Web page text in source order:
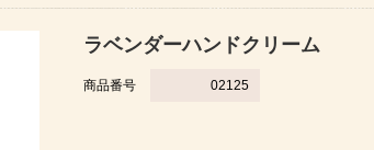
ラベンダーハンドクリーム
商品番号 02125